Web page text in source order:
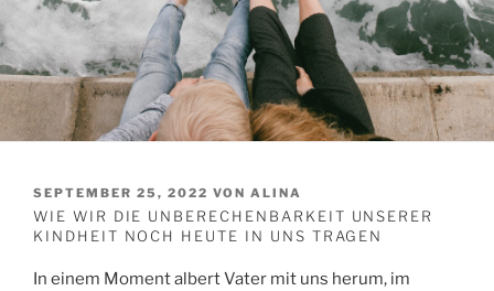
VERÖFFENTLICHT
AM
SEPTEMBER 25, 2022 VON ALINA
WIE WIR DIE UNBERECHENBARKEIT UNSERER
KINDHEIT NOCH HEUTE IN UNS TRAGEN
In einem Moment albert Vater mit uns herum, im